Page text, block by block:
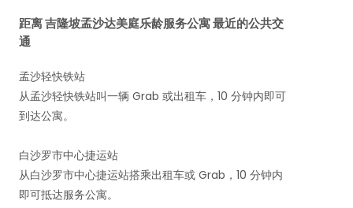
距离 吉隆坡孟沙达美庭乐龄服务公寓 最近的公共交
通
孟沙轻快铁站
从孟沙轻快铁站叫一辆 Grab 或出租车，10 分钟内即可
到达公寓。
白沙罗市中心捷运站
从白沙罗市中心捷运站搭乘出租车或 Grab，10 分钟内
即可抵达服务公寓。